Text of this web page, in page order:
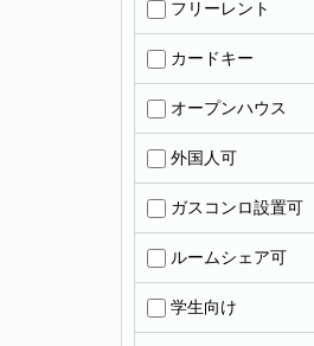
フリーレント
カードキー
オープンハウス
外国人可
ガスコンロ設置可
ルームシェア可
学生向け